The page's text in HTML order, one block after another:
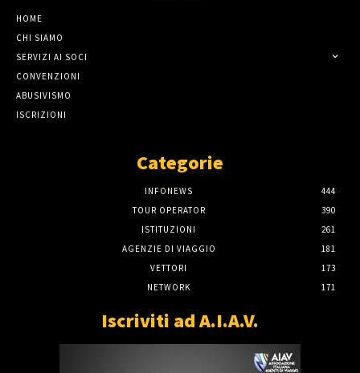
HOME
CHI SIAMO
SERVIZI AI SOCI
CONVENZIONI
ABUSIVISMO
ISCRIZIONI
Categorie
INFONEWS
444
TOUR OPERATOR
390
ISTITUZIONI
261
AGENZIE DI VIAGGIO
181
VETTORI
173
NETWORK
171
Iscriviti ad A.I.A.V.